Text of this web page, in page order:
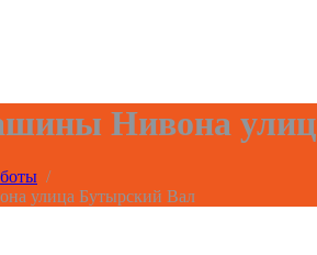
Нивона
/
улица Бутырский Вал